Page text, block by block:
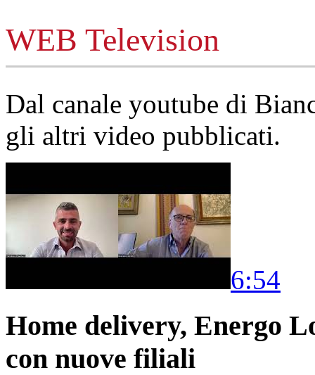
WEB Television
Dal canale youtube di
gli altri video pubblicati.
6:54
Home delivery, Energo
con nuove filiali